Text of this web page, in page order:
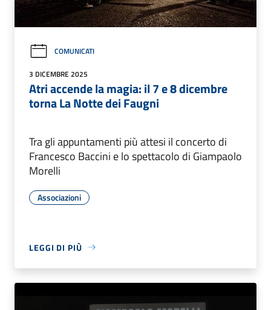
COMUNICATI
3 DICEMBRE 2025
Atri accende la magia: il 7 e 8 dicembre
torna La Notte dei Faugni
Tra gli appuntamenti più attesi il concerto di
Francesco Baccini e lo spettacolo di Giampaolo
Morelli
Associazioni
LEGGI DI PIÙ